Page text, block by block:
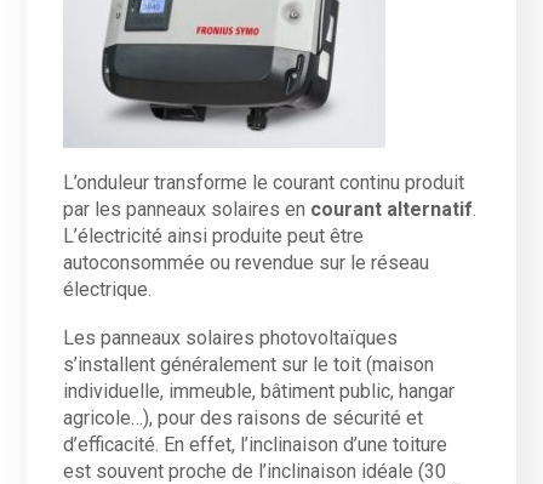
L’onduleur transforme le courant continu produit
par les panneaux solaires en courant alternatif
L’électricité ainsi produite peut être
autoconsommée ou revendue sur le réseau
électrique.
Les panneaux solaires photovoltaïques
s’installent généralement sur le toit (maison
individuelle, immeuble, bâtiment public, hangar
agricole…), pour des raisons de sécurité et
d’efficacité. En effet, l’inclinaison d’une toiture
est souvent proche de l’inclinaison idéale (30